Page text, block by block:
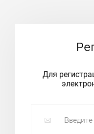
Для